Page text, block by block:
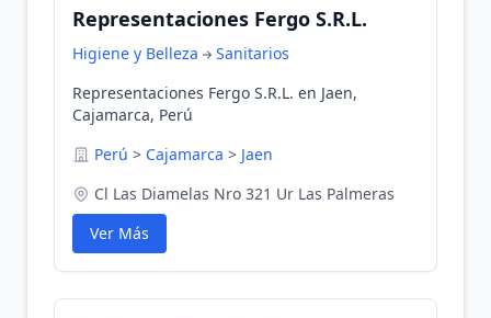
Representaciones Fergo S.R.L.
Higiene y Belleza
Sanitarios
Representaciones Fergo S.R.L. en Jaen,
Cajamarca, Perú
Perú > Cajamarca > Jaen
Cl Las Diamelas Nro 321 Ur Las Palmeras
Ver Más